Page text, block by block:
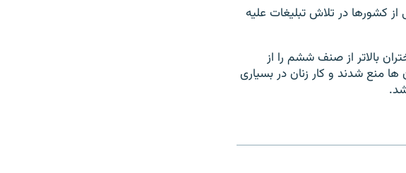
کشورها در تلاش تبلیغات علیه
افغانستان در سال 2021 میلادی، دختران بالاتر از صنف ششم را از
منع شدند و کار زنان در بسیاری